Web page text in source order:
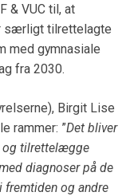
& VUC til, at
særligt tilrettelagte
med gymnasiale
fra 2030.
Birgit Lise
rammer: ”Det bliver
og tilrettelægge
diagnoser på de
fremtiden og andre